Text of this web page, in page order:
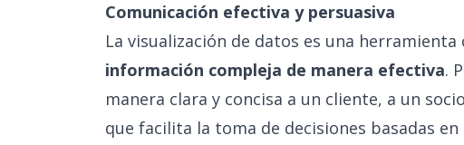
Comunicación efectiva y persuasiva
La visualización de datos es una herramienta
información compleja de manera efectiva.
manera clara y concisa a un cliente, a un
que facilita la toma de decisiones basadas